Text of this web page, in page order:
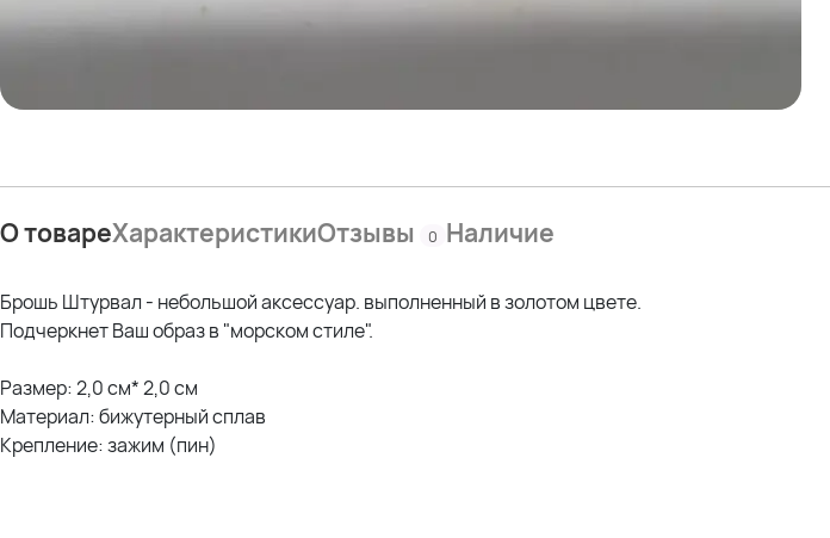
О товареХарактеристикиОтзывы 0 Наличие
Брошь Штурвал - небольшой аксессуар. выполненный в золотом цвете.
Подчеркнет Ваш образ в "морском стиле".
Размер: 2,0 см* 2,0 см
Материал: бижутерный сплав
Крепление: зажим (пин)